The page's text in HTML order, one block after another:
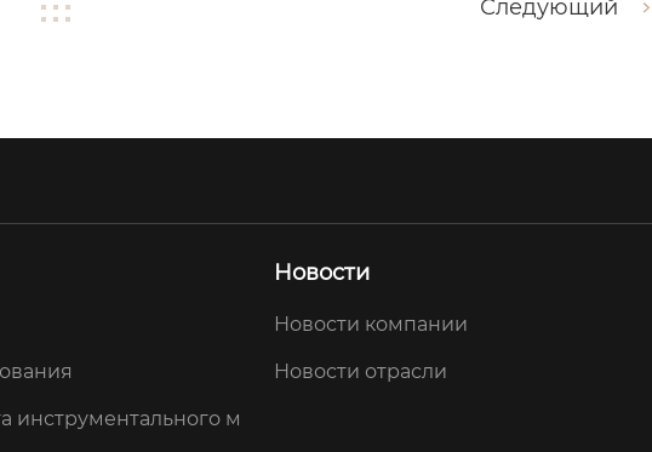
Следующий
инструментального м
Новости
Новости компании
Новости отрасли